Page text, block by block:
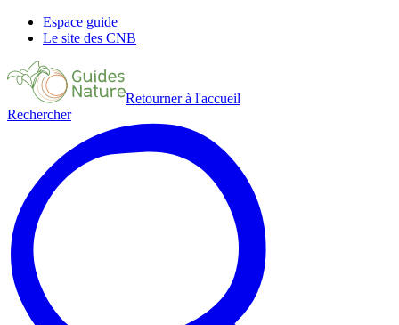
Espace guide
Le site des CNB
Retourner à l'accueil
Rechercher